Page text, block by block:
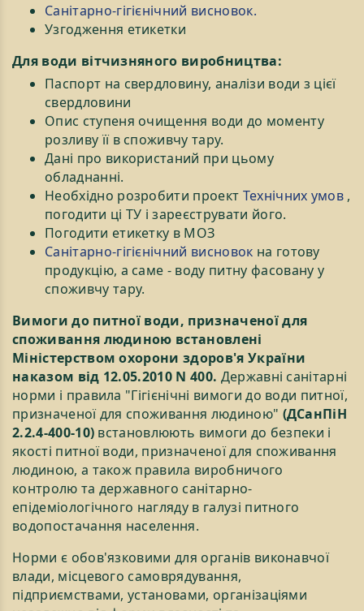
Санітарно-гігієнічний висновок.
Узгодження етикетки
Для води вітчизняного виробництва:
Паспорт на свердловину, аналізи води з цієї
свердловини
Опис ступеня очищення води до моменту
розливу її в споживчу тару.
Дані про використаний при цьому
обладнанні.
Необхідно розробити проект Технічних умов ,
погодити ці ТУ і зареєструвати його.
Погодити етикетку в МОЗ
Санітарно-гігієнічний висновок на готову
продукцію, а саме - воду питну фасовану у
споживчу тару.
Вимоги до питної води, призначеної для
споживання людиною встановлені
Міністерством охорони здоров'я України
наказом від 12.05.2010 N 400. Державні санітарні
норми і правила "Гігієнічні вимоги до води питної,
призначеної для споживання людиною" (ДСанПіН
2.2.4-400-10) встановлюють вимоги до безпеки і
якості питної води, призначеної для споживання
людиною, а також правила виробничого
контролю та державного санітарно-
епідеміологічного нагляду в галузі питного
водопостачання населення.
Норми є обов'язковими для органів виконавчої
влади, місцевого самоврядування,
підприємствами, установами, організаціями